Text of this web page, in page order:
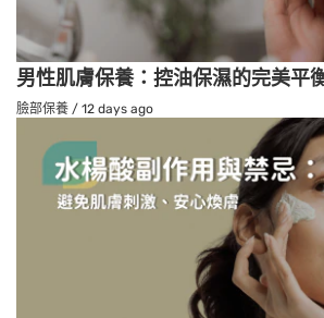
男性肌膚保養：控油保濕的完美平
臉部保養 / 12 days ago